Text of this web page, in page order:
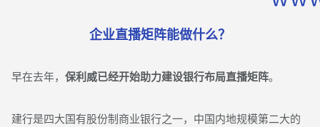
企业直播矩阵能做什么？
早在去年， 保利威已经开始助力建设银行布局直播矩阵。
建行是四大国有股份制商业银行之一，中国内地规模第二大的